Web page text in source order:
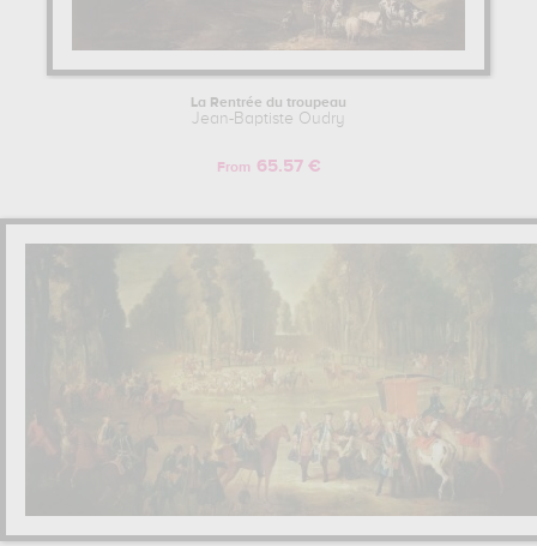
La Rentrée du troupeau
Jean-Baptiste Oudry
From 65.57 €